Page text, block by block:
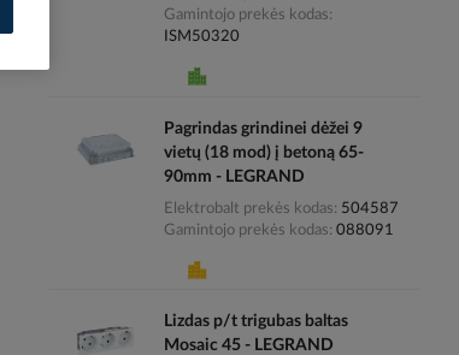
Gamintojo prekės kodas
ISM50320
Pagrindas grindinei dėžei 9
vietų (18 mod) į betoną 65-
90mm - LEGRAND
Elektrobalt prekės kodas
504587
Gamintojo prekės kodas 088091
Lizdas p/t trigubas baltas
Mosaic 45 - LEGRAND